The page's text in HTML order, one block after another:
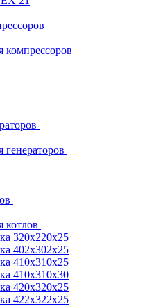
компрессоров
генераторов
котлов
320x220x25
402x302x25
410x310x25
410х310х30
420x320x25
422x322x25